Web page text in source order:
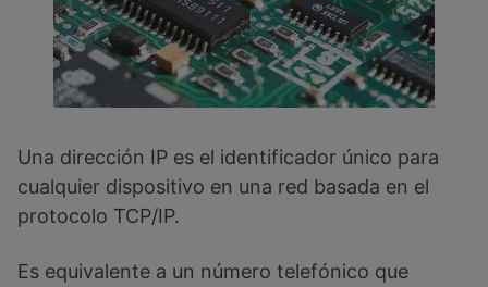
Una dirección IP es el identificador único para
cualquier dispositivo en una red basada en el
protocolo TCP/IP.
Es equivalente a un número telefónico que